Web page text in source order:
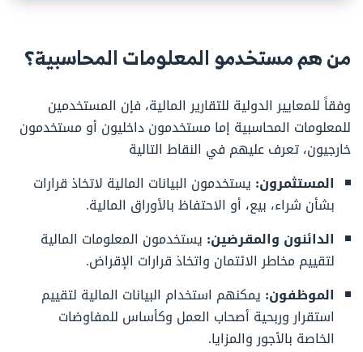
من هم مستخدمو المعلومات المحاسبية؟
وفقاً للمعايير الدولية للتقارير المالية، فإن المستخدمين
للمعلومات المحاسبية إما مستخدمون داخليون أو مستخدمون
خارجيون، تعرف عليهم في النقاط التالية
المستثمرون: يستخدمون البيانات المالية لاتخاذ قرارات
بشأن شراء، بيع، أو الاحتفاظ بالأوراق المالية.
الدائنون والمقرضين: يستخدمون المعلومات المالية
لتقييم مخاطر الائتمان واتخاذ قرارات الإقراض.
الموظفون: يمكنهم استخدام البيانات المالية لتقييم
استقرار وربحية أصحاب العمل وكأساس للمفاوضات
الخاصة بالأجور والمزايا.